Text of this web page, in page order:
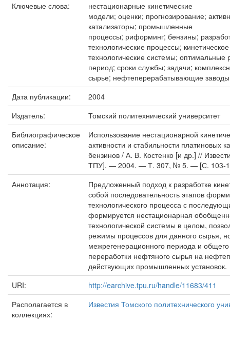
Ключевые слова:
нестационарные кинетические
модели; оценки; прогнозирование;
катализаторы; промышленные
процессы; риформинг; бензины;
технологические процессы;
технологические системы;
период; сроки службы; задачи;
сырье; нефтеперерабатывающие
Дата публикации:
2004
Издатель:
Томский политехнический университет
Библиографическое
описание:
Использование нестационарной
активности и стабильности
бензинов / А. В. Костенко [и др.] //
ТПУ]. — 2004. — Т. 307, № 5. — [С. 103-
Аннотация:
Предложенный подход к разработке
собой последовательность этапов
технологического процесса с
формируется нестационарная
технологической системы в целом,
режимы процессов для данного сырья,
межрегенерационного периода и
переработки нефтяного сырья на
действующих промышленных установок.
URI:
http://earchive.tpu.ru/handle/11683/411
Располагается в
коллекциях:
Известия Томского политехнического